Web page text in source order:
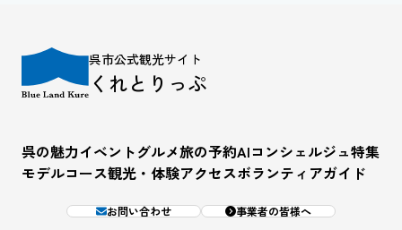
呉市公式観光サイト
くれとりっぷ
呉の魅力イベントグルメ旅の予約AIコンシェルジュ特集
モデルコース観光・体験アクセスボランティアガイド
お問い合わせ 事業者の皆様へ